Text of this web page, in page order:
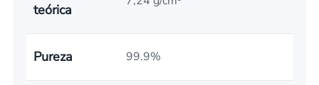
teórica
Pureza 99.9%